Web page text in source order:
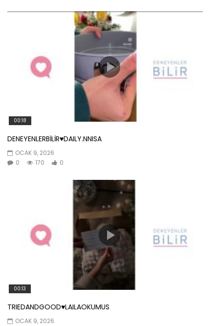
00:18
DENEYENLERBİLİR♥️DAILY.NNISA
OCAK 9, 2026
0
170 0
00:13
TRIEDANDGOOD♥️LAILAOKUMUS
OCAK 9, 2026